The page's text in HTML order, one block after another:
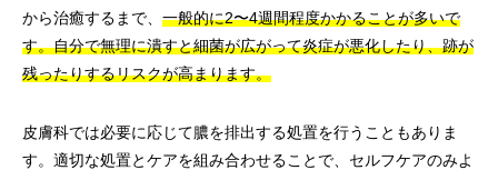
から治癒するまで、 一般的に2〜4週間程度かかることが多いで
す。自分で無理に潰すと細菌が広がって炎症が悪化したり、跡が
残ったりするリスクが高まります。
皮膚科では必要に応じて膿を排出する処置を行うこともありま
す。適切な処置とケアを組み合わせることで、セルフケアのみよ